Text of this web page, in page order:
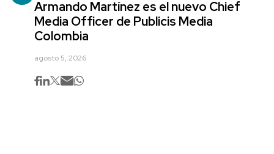
Armando Martínez es el nuevo Chief
Media Officer de Publicis Media
Colombia
agosto 5, 2026